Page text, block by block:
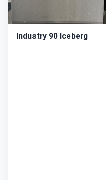
Industry 90 Iceberg